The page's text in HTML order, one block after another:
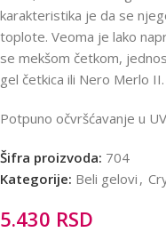
karakteristika je da se
toplote. Veoma je lako
se mekšom četkom,
gel četkica ili Nero Merlo
Potpuno očvršćavanje u
Šifra proizvoda: 704
Kategorije: Beli gelovi ,
5.430 RSD